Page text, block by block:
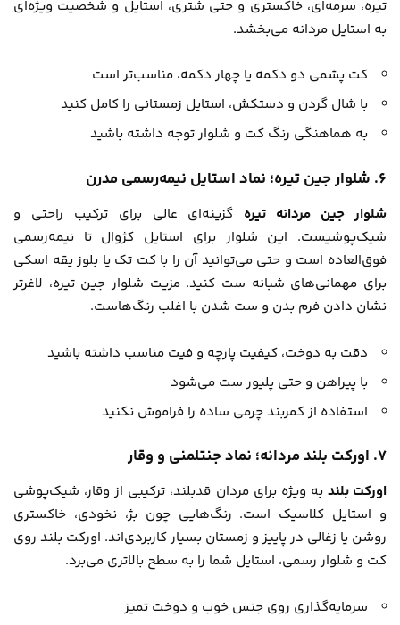
تیره، سرمه‌ای، خاکستری و حتی شتری، استایل و شخصیت ویژه‌ای
به استایل مردانه می‌بخشد.
کت پشمی دو دکمه یا چهار دکمه، مناسب‌تر است
با شال گردن و دستکش، استایل زمستانی را کامل کنید
به هماهنگی رنگ کت و شلوار توجه داشته باشید
۶. شلوار جین تیره؛ نماد استایل نیمه‌رسمی مدرن
شلوار جین مردانه تیره گزینه‌ای عالی برای ترکیب راحتی و
شیک‌پوشیست. این شلوار برای استایل کژوال تا نیمه‌رسمی
فوق‌العاده است و حتی می‌توانید آن را با کت تک یا بلوز یقه اسکی
برای مهمانی‌های شبانه ست کنید. مزیت شلوار جین تیره، لاغرتر
نشان دادن فرم بدن و ست شدن با اغلب رنگ‌هاست.
دقت به دوخت، کیفیت پارچه و فیت مناسب داشته باشید
با پیراهن و حتی پلیور ست می‌شود
استفاده از کمربند چرمی ساده را فراموش نکنید
۷. اورکت بلند مردانه؛ نماد جنتلمنی و وقار
اورکت بلند به ویژه برای مردان قدبلند، ترکیبی از وقار، شیک‌پوشی
و استایل کلاسیک است. رنگ‌هایی چون بژ، نخودی، خاکستری
روشن یا زغالی در پاییز و زمستان بسیار کاربردی‌اند. اورکت بلند روی
کت و شلوار رسمی، استایل‌ شما را به سطح بالاتری می‌برد.
سرمایه‌گذاری روی جنس خوب و دوخت تمیز